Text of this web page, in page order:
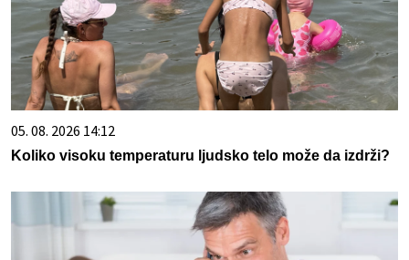
05. 08. 2026 14:12
Koliko visoku temperaturu ljudsko telo može da izdrži?